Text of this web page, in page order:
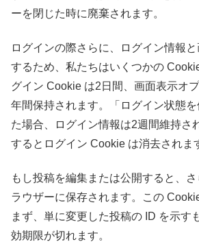
ーを閉じた時に廃棄されます。
ログインの際さらに、ログイン情報
するため、私たちはいくつかの
グイン Cookie は2日間、画面表示オ
年間保持されます。「ログイン状態
た場合、ログイン情報は2週間維持さ
するとログイン Cookie は消去されま
もし投稿を編集または公開すると、
ラウザーに保存されます。この
まず、単に変更した投稿の ID を示す
効期限が切れます。